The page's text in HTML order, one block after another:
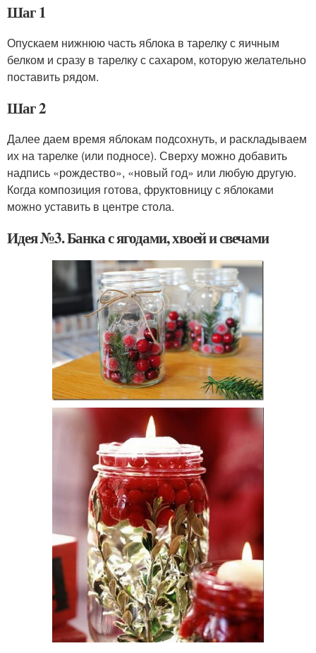
Шаг 1
Опускаем нижнюю часть яблока в тарелку с яичным
белком и сразу в тарелку с сахаром, которую желательно
поставить рядом.
Шаг 2
Далее даем время яблокам подсохнуть, и раскладываем
их на тарелке (или подносе). Сверху можно добавить
надпись «рождество», «новый год» или любую другую.
Когда композиция готова, фруктовницу с яблоками
можно уставить в центре стола.
Идея №3. Банка с ягодами, хвоей и свечами